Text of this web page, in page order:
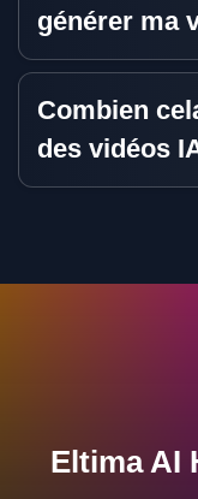
générer ma
Combien
des vidéos
Eltima AI